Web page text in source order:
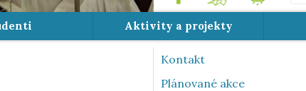
Aktivity a projekty
Kontakt
Plánované akce